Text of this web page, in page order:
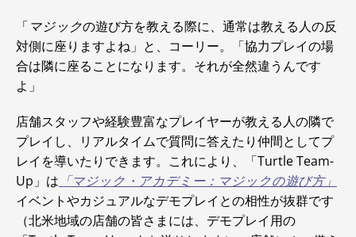
「マジックの遊び方を教える際に、通常は教える人の反
対側に座りますよね」と、コーリー。「協力プレイの場
合は隣に座ることになります。それが全然違うんです
よ」
店舗スタッフや経験豊富なプレイヤーが教える人の隣で
プレイし、リアルタイムで質問に答えたり仲間としてプ
レイを導いたりできます。これにより、「Turtle Team-
Up」は 「マジック・アカデミー：マジックの遊び方」
イベントやカジュアルなデモプレイとの相性が抜群です
（北米地域の店舗の皆さまには、デモプレイ用の